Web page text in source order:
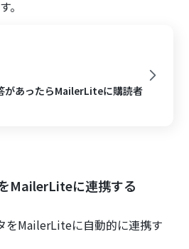
。
があったらMailerLiteに購読者
MailerLiteに連携する
をMailerLiteに自動的に連携す